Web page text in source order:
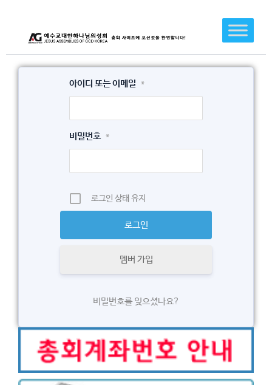
로
아이디 또는 이메일 *
비밀번호 *
로그인 상태 유지
멤버 가입
비밀번호를 잊으셨나요?